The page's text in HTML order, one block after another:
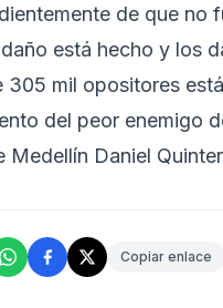
de que no
está hecho y los
305 mil opositores
del peor enemigo
Medellín Daniel
Copiar enlace